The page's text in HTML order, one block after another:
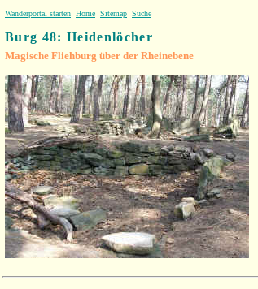
Wanderportal starten Home Sitemap Suche
Burg 48: Heidenlöcher
Magische Fliehburg über der Rheinebene